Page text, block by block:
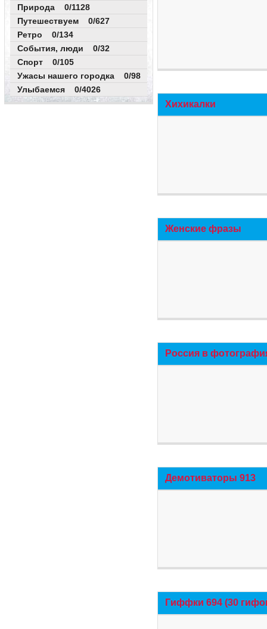
Природа 0/1128
Путешествуем 0/627
Ретро 0/134
События, люди 0/32
Спорт 0/105
Ужасы нашего городка 0/98
Улыбаемся 0/4026
Хихикалки
Женские фразы
Россия в
Демотиваторы 913
Гиффки 694 (30